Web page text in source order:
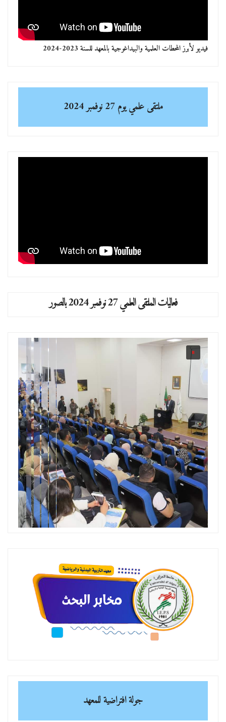
فيديو لأبرز المحطات العلمية والبيداغوجية بالمعهد للسنة 2023-2024
ملتقى علمييوم 27 نوفمبر 2024
فعاليات الملتقى العلمي 27 نوفمبر 2024 بالصور
جولة افتراضية للمعهد